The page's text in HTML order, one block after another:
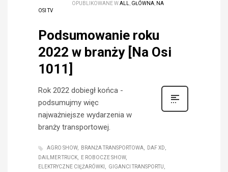
OPUBLIKOWANE WALL, GŁÓWNA, NA
OSI TV
Podsumowanie roku
2022 w branży [Na Osi
1011]
Rok 2022 dobiegł końca -
podsumujmy więc
najważniejsze wydarzenia w
branży transportowej.
AGRO SHOW BRANŻA TRANSPORTOWA
DAF XD
DAILMER TRUCK
E ROBOCZE SHOW
ELEKTRYCZNE CIĘŻARÓWKI
GIGANCI TRANSPORTU